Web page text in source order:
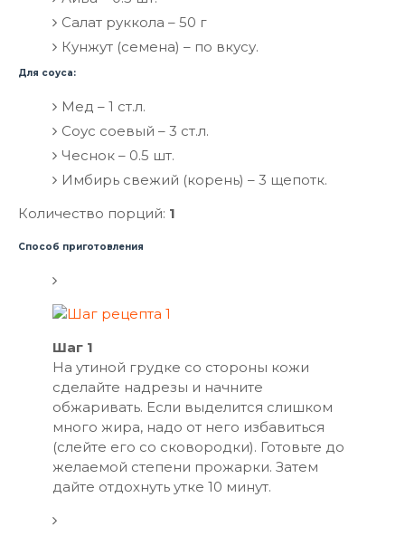
Салат руккола – 50 г
Кунжут (семена) – по вкусу.
Для соуса:
Мед – 1 ст.л.
Соус соевый – 3 ст.л.
Чеснок – 0.5 шт.
Имбирь свежий (корень) – 3 щепотк.
Количество порций: 1
Способ приготовления
Шаг 1
На утиной грудке со стороны кожи
сделайте надрезы и начните
обжаривать. Если выделится слишком
много жира, надо от него избавиться
(слейте его со сковородки). Готовьте до
желаемой степени прожарки. Затем
дайте отдохнуть утке 10 минут.